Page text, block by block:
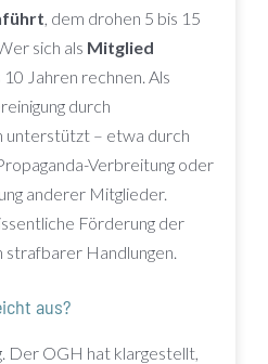
, dem drohen 5 bis 15
sich als Mitglied
Jahren rechnen. Als
durch
unterstützt – etwa durch
Verbreitung oder
anderer Mitglieder.
Förderung der
strafbarer Handlungen.
aus?
Der OGH hat klargestellt,